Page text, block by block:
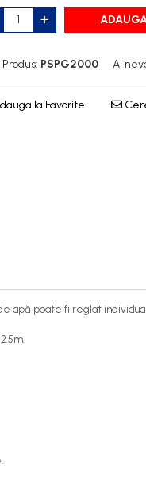
PSPG2000 Ai
la Favorite
poate fi reglat